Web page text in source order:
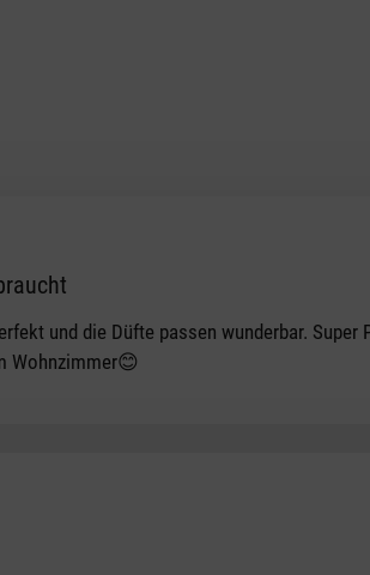
und die Düfte passen wunderbar.
Wohnzimmer😊